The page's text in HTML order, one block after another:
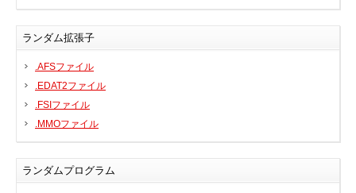
HDD, SSD, NAS, USB
ジョイスティック、ゲームパッド
モデム
モニター
マザーボード
ネットワークアダプタ
ランダム拡張子
.AFSファイル
.EDAT2ファイル
.FSIファイル
.MMOファイル
ランダムプログラム